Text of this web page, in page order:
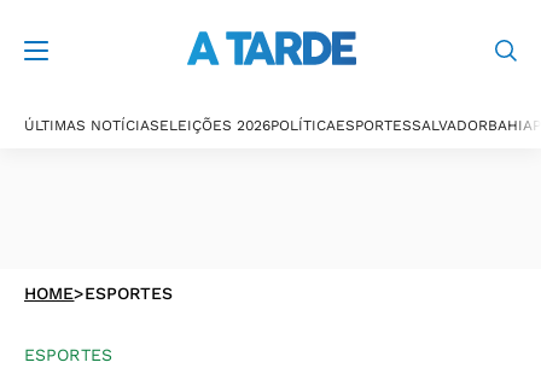
ÚLTIMAS NOTÍCIASELEIÇÕES 2026POLÍTICAESPORTESSALVADORBAHIA
HOME>ESPORTES
ESPORTES